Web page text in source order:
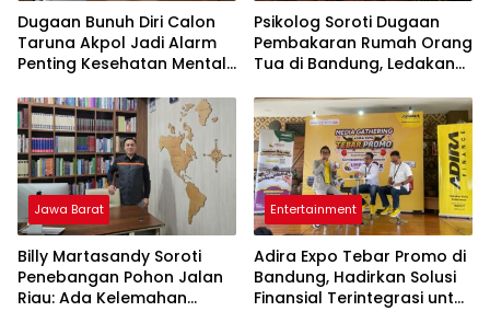
Dugaan Bunuh Diri Calon
Taruna Akpol Jadi Alarm
Penting Kesehatan Mental
Berbasis Disiplin
Psikolog Soroti Dugaan
Pembakaran Rumah Orang
Tua di Bandung, Ledakan
Jawa Barat
Billy Martasandy Soroti
Penebangan Pohon Jalan
Riau: Ada Kelemahan
Entertainment
Adira Expo Tebar Promo di
Bandung, Hadirkan Solusi
Finansial Terintegrasi untuk